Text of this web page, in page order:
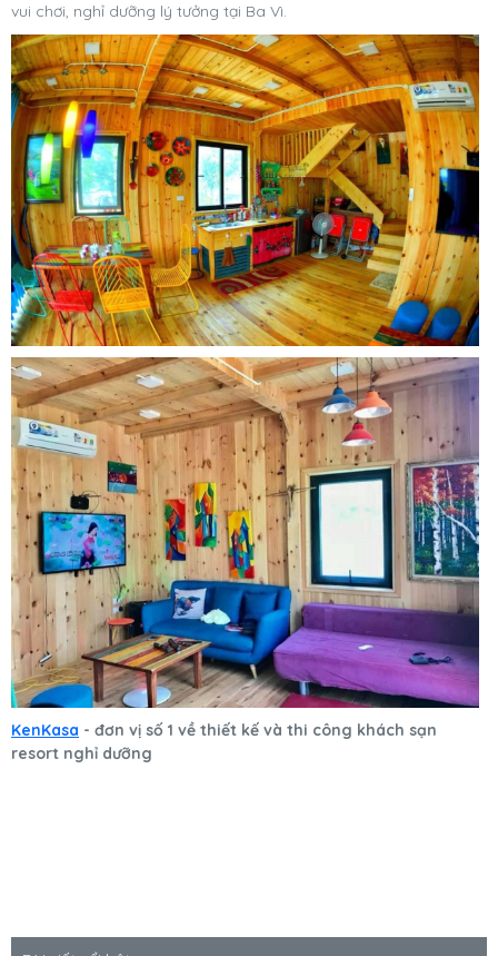
vui chơi, nghỉ dưỡng lý tưởng tại Ba Vì.
KenKasa - đơn vị số 1 về thiết kế và thi công khách sạn
resort nghỉ dưỡng